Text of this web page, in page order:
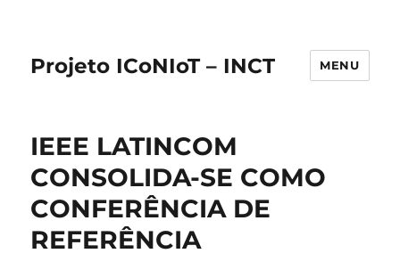
Projeto ICoNIoT – INCT MENU
IEEE LATINCOM
CONSOLIDA-SE COMO
CONFERÊNCIA DE
REFERÊNCIA